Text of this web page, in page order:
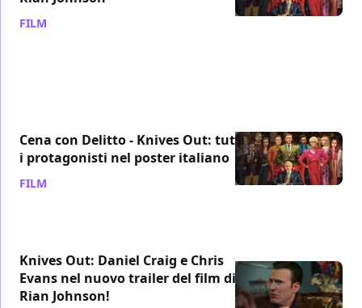
FILM
Cena con Delitto - Knives Out: tutti
i protagonisti nel poster italiano
FILM
Knives Out: Daniel Craig e Chris
Evans nel nuovo trailer del film di
Rian Johnson!